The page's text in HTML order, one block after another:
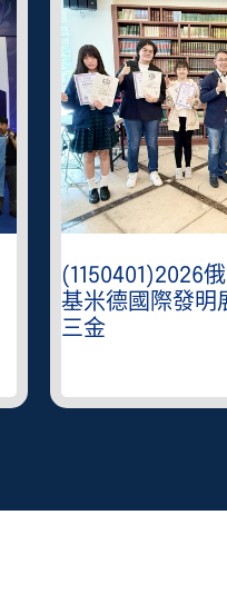
(1150401)2026
基米德國際發明
三金